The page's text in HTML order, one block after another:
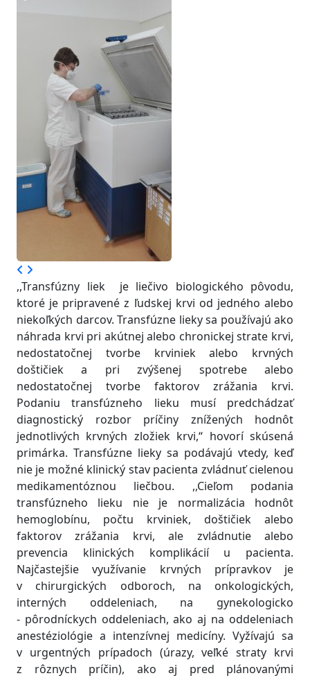
,,Transfúzny liek je liečivo biologického pôvodu,
ktoré je pripravené z ľudskej krvi od jedného alebo
niekoľkých darcov. Transfúzne lieky sa používajú ako
náhrada krvi pri akútnej alebo chronickej strate krvi,
nedostatočnej tvorbe krviniek alebo krvných
doštičiek a pri zvýšenej spotrebe alebo
nedostatočnej tvorbe faktorov zrážania krvi.
Podaniu transfúzneho lieku musí predchádzať
diagnostický rozbor príčiny znížených hodnôt
jednotlivých krvných zložiek krvi,“ hovorí skúsená
primárka. Transfúzne lieky sa podávajú vtedy, keď
nie je možné klinický stav pacienta zvládnuť cielenou
medikamentóznou liečbou. ,,Cieľom podania
transfúzneho lieku nie je normalizácia hodnôt
hemoglobínu, počtu krviniek, doštičiek alebo
faktorov zrážania krvi, ale zvládnutie alebo
prevencia klinických komplikácií u pacienta.
Najčastejšie využívanie krvných prípravkov je
v chirurgických odboroch, na onkologických,
interných oddeleniach, na gynekologicko
- pôrodníckych oddeleniach, ako aj na oddeleniach
anestéziológie a intenzívnej medicíny. Vyžívajú sa
v urgentných prípadoch (úrazy, veľké straty krvi
z rôznych príčin), ako aj pred plánovanými